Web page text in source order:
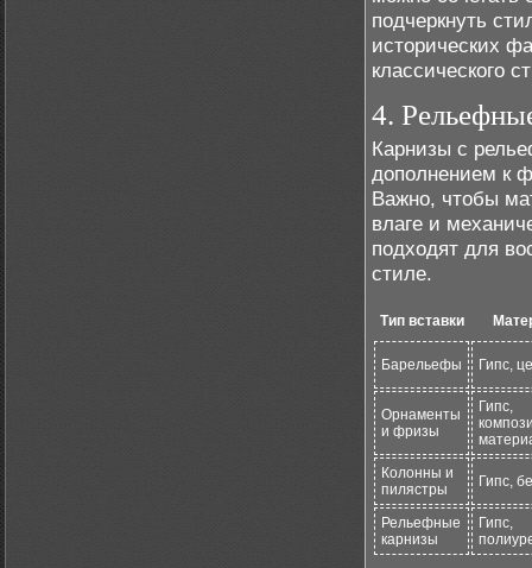
подчеркнуть
исторических
классического
4.
Карнизы с
дополнением к
Важно, чтобы
влаге и
подходят для
стиле.
Тип вставки
Барельефы Гипс,
Орнаменты
и фризы
Гипс,
Колонны и
пилястры
Гипс,
Рельефные
карнизы
Гипс,